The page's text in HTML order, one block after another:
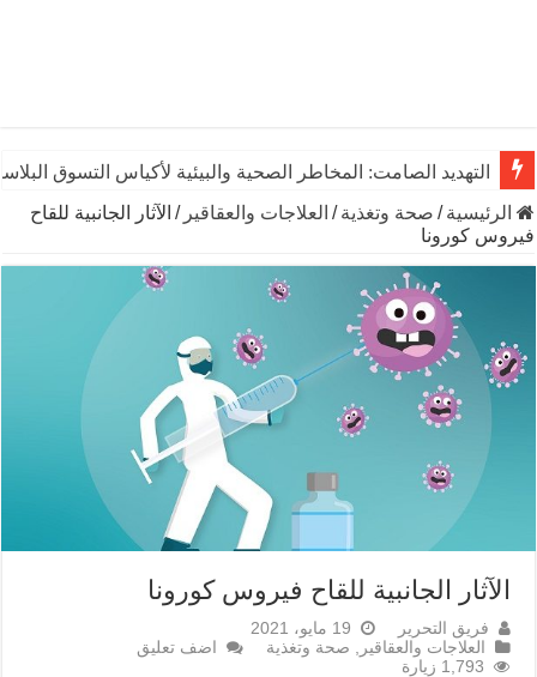
التهديد الصامت: المخاطر الصحية والبيئية لأكياس التسوق
الرئيسية / صحة وتغذية / العلاجات والعقاقير / الآثار الجانبية للقاح
فيروس كورونا
الآثار الجانبية للقاح فيروس كورونا
فريق التحرير
19 مايو، 2021
العلاجات والعقاقير
صحة وتغذية
اضف تعليق
1,793 زيارة